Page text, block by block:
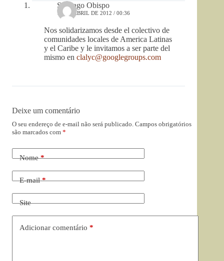
Santiago Obispo
17 DE ABRIL DE 2012 / 00:36
Nos solidarizamos desde el colectivo de
comunidades locales de America Latinas
y el Caribe y le invitamos a ser parte del
mismo en clalyc@googlegroups.com
Deixe um comentário
O seu endereço de e-mail não será publicado. Campos obrigatórios
são marcados com *
Nome*
E-mail*
Site
Adicionar comentário *